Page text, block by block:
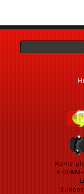
Home